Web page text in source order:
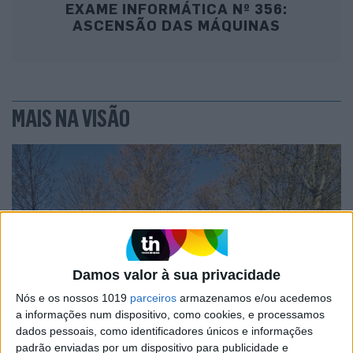
Damos valor à sua privacidade
Nós e os nossos 1019 parceiros armazenamos e/ou acedemos
a informações num dispositivo, como cookies, e processamos
dados pessoais, como identificadores únicos e informações
padrão enviadas por um dispositivo para publicidade e
EXAME INFORMÁTICA Nº 356:
ASCENSÃO DAS MÁQUINAS
MAIS NA VISÃO
OPINIÃO
O país que fotografamos nas férias e